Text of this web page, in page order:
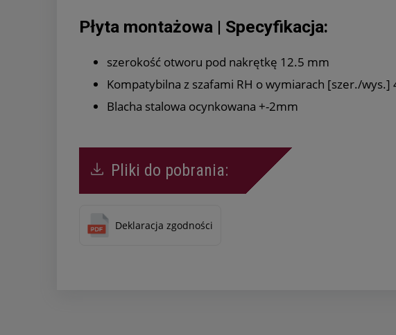
Płyta montażowa | Specyfikacja:
szerokość otworu pod nakrętkę 12.5 mm
Kompatybilna z szafami RH o wymiarach [szer./
Blacha stalowa ocynkowana +-2mm
Pliki do pobrania:
Deklaracja zgodności